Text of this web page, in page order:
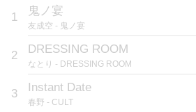
1 鬼ノ宴
友成空 - 鬼ノ宴
2 DRESSING ROOM
なとり - DRESSING ROOM
3 Instant Date
春野 - CULT